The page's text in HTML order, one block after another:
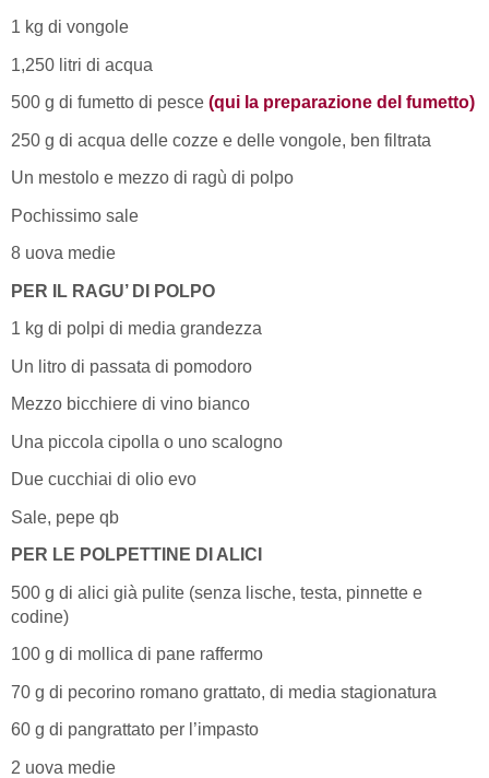
1 kg di vongole
1,250 litri di acqua
500 g di fumetto di pesce (qui la preparazione del fumetto)
250 g di acqua delle cozze e delle vongole, ben filtrata
Un mestolo e mezzo di ragù di polpo
Pochissimo sale
8 uova medie
PER IL RAGU’ DI POLPO
1 kg di polpi di media grandezza
Un litro di passata di pomodoro
Mezzo bicchiere di vino bianco
Una piccola cipolla o uno scalogno
Due cucchiai di olio evo
Sale, pepe qb
PER LE POLPETTINE DI ALICI
500 g di alici già pulite (senza lische, testa, pinnette e
codine)
100 g di mollica di pane raffermo
70 g di pecorino romano grattato, di media stagionatura
60 g di pangrattato per l’impasto
2 uova medie